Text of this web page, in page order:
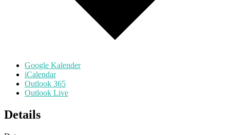
Google Kalender
iCalendar
Outlook 365
Outlook Live
Details